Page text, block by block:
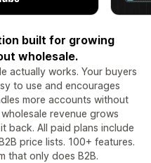
built for growing
wholesale.
actually works. Your buyers
to use and encourages
more accounts without
revenue grows
back. All paid plans include
price lists. 100+ features.
that only does B2B.